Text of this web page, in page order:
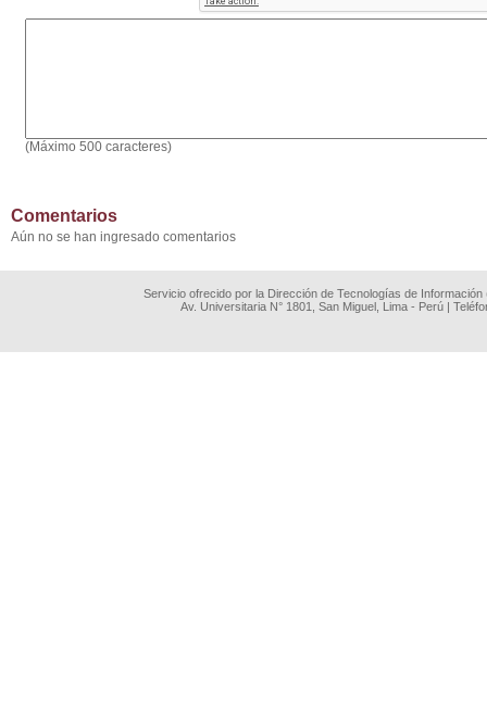
(Máximo 500 caracteres)
Comentarios
Aún no se han ingresado comentarios
Servicio ofrecido por la Dirección de Tecnologías de
Av. Universitaria N° 1801, San Miguel, Lima - Perú |